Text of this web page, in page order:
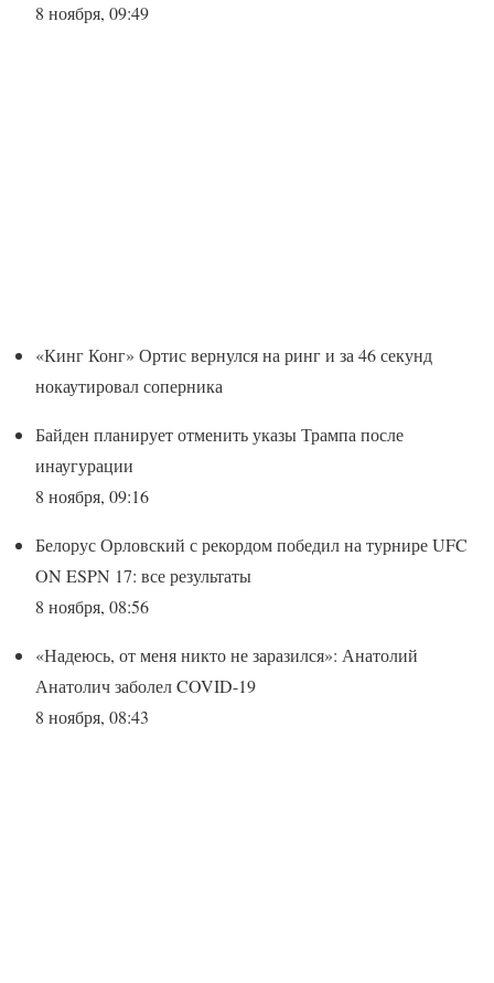
8 ноября, 09:49
«Кинг Конг» Ортис вернулся на ринг и за 46 секунд
нокаутировал соперника
Байден планирует отменить указы Трампа после
инаугурации
8 ноября, 09:16
Белорус Орловский с рекордом победил на турнире UFC
ON ESPN 17: все результаты
8 ноября, 08:56
«Надеюсь, от меня никто не заразился»: Анатолий
Анатолич заболел COVID-19
8 ноября, 08:43